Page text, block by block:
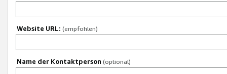
Website URL: (empfohlen)
Name der Kontaktperson (optional)